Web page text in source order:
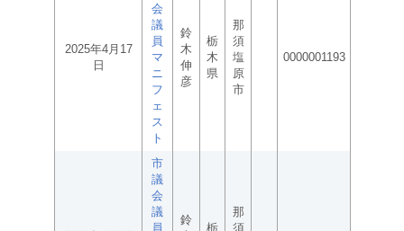
2025年4月17
日
会
議
員
マ
ニ
フ
ェ
ス
ト
鈴
木
伸
彦
栃
木
県
那
須
塩
原
市
0000001193
市
議
会
議
員
鈴
栃
那
須